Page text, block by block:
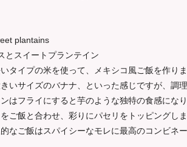
plantains
とスイートプランテイン
タイプの米を使って、メキシコ風ご飯を作りま
いサイズのバナナ、といった感じですが、調
はフライにすると芋のような独特の食感になり
ご飯と合わせ、彩りにパセリをトッピングしま
なご飯はスパイシーなモレに最高のコンビネ